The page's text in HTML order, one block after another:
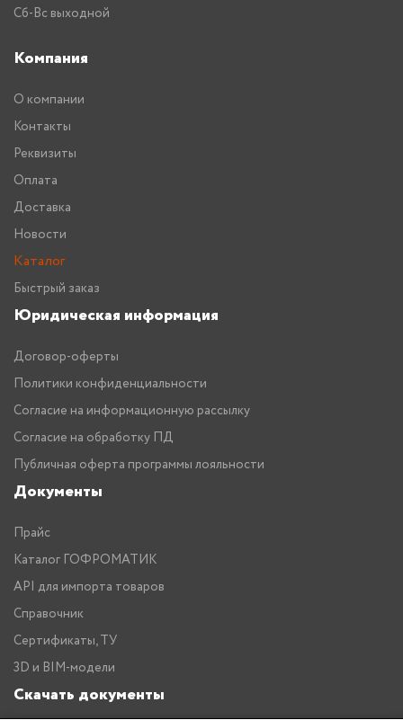
Сб-Вс выходной
Компания
О компании
Контакты
Реквизиты
Оплата
Доставка
Новости
Каталог
Быстрый заказ
Юридическая информация
Договор-оферты
Политики конфиденциальности
Согласие на информационную рассылку
Согласие на обработку ПД
Публичная оферта программы лояльности
Документы
Прайс
Каталог ГОФРОМАТИК
API для импорта товаров
Справочник
Сертификаты, ТУ
3D и BIM-модели
Скачать документы